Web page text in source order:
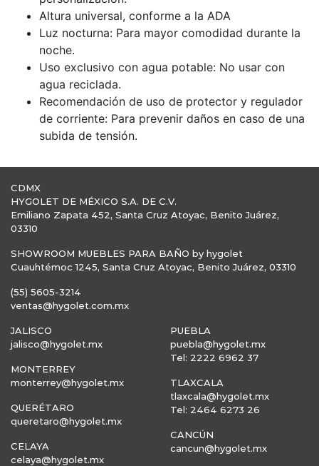
Altura universal, conforme a la ADA
Luz nocturna: Para mayor comodidad durante la
noche.
Uso exclusivo con agua potable: No usar con
agua reciclada.
Recomendación de uso de protector y regulador
de corriente: Para prevenir daños en caso de una
subida de tensión.
CDMX
HYGOLET DE MÉXICO S.A. DE C.V.
Emiliano Zapata 452, Santa Cruz Atoyac, Benito Juárez,
03310
SHOWROOM MUEBLES PARA BAÑO by hygolet
Cuauhtémoc 1245, Santa Cruz Atoyac, Benito Juárez, 03310
(55) 5605-3214
ventas@hygolet.com.mx
JALISCO
jalisco@hygolet.mx
MONTERREY
monterrey@hygolet.mx
QUERÉTARO
queretaro@hygolet.mx
CELAYA
celaya@hygolet.mx
PUEBLA
puebla@hygolet.mx
Tel: 2222 6962 37
TLAXCALA
tlaxcala@hygolet.mx
Tel: 2464 6273 26
CANCÚN
cancun@hygolet.mx